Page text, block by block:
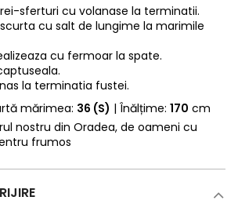
sferturi cu volanase la terminatii.
cu salt de lungime la marimile
cu fermoar la spate.
la terminatia fustei.
mărimea: 36 (S) | Înălțime: 170 cm
nostru din Oradea, de oameni cu
frumos